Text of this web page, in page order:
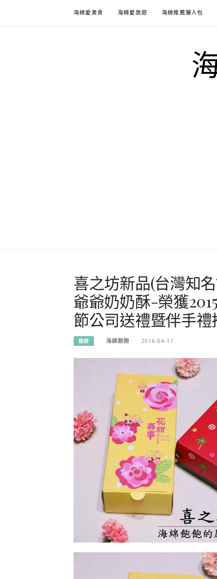
海綿愛美食 海綿愛旅遊 海綿推薦懶人包
喜之坊新品(台灣知
爺爺奶奶酥-榮獲
節公司送禮暨伴手禮
糕餅 海綿飽飽 2016-04-17